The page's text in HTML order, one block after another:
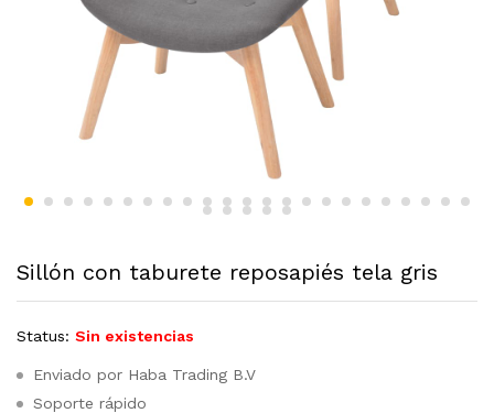
Sillón con taburete reposapiés tela gris
Status: Sin existencias
Enviado por Haba Trading B.V
Soporte rápido